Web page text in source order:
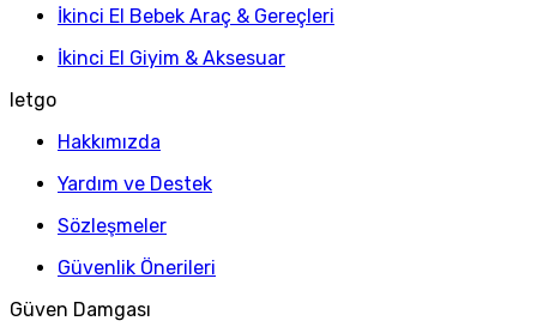
İkinci El Bebek Araç & Gereçleri
İkinci El Giyim & Aksesuar
letgo
Hakkımızda
Yardım ve Destek
Sözleşmeler
Güvenlik Önerileri
Güven Damgası